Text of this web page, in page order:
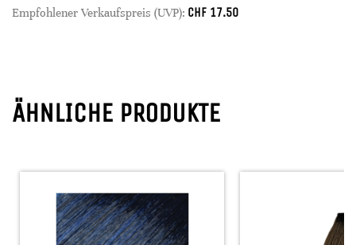
Empfohlener Verkaufspreis (UVP): CHF 17.50
ÄHNLICHE PRODUKTE